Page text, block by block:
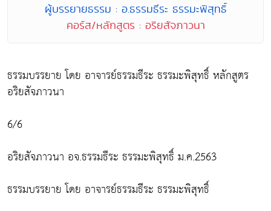
ผู้บรรยายธรรม : อ.ธรรมธีระ ธรรมะพิสุทธิ์
คอร์ส/หลักสูตร : อริยสัจภาวนา
ธรรมบรรยาย โดย อาจารย์ธรรมธีระ ธรรมะพิสุทธิ์ หลักสูตร
อริยสัจภาวนา
6/6
อริยสัจภาวนา อจ.ธรรมธีระ ธรรมะพิสุทธิ์ ม.ค.2563
ธรรมบรรยาย โดย อาจารย์ธรรมธีระ ธรรมะพิสุทธิ์